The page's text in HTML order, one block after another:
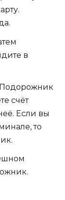
в
счёт
Если вы
то